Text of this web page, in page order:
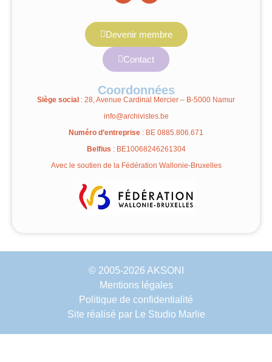
Devenir membre
Contact
Coordonnées
Siège social : 28, Avenue Cardinal Mercier – B-5000 Namur
info@archivistes.be
Numéro d’entreprise : BE 0885.806.671
Belfius : BE10068246261304
Avec le soutien de la Fédération Wallonie-Bruxelles
© 2005-2026 AKSONI
Mentions légales
Politique de confidentialité
Site réalisé par
Le Studio Marlie